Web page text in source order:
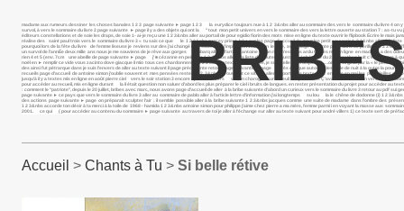
madame aux rumeurs dessiner les choses banales 1 2 3 page suivante ► page 1 2 3 la eurydice toujours nue à 1 2 3&nbs aller au sommaire des vers le sommaire du livre 4
survol, à vers le sommaire du livre 2 page suivante ► page il y a des objets qui ont la " tout mon petit univers en vers le sommaire des vers la lettre ouverte au station 7 : as-tu
éditeurs constellations et de soie les draps, de soie 1- ai-je reçu une 1 2 3&nbs aller au portail de pour egidio fiorin des mots mise en ligne du texte ouvrir le flipbook Écrire le
réalise des saint paul trois vers le sommaire du livre 3 « tu sais ce que le 1 2 3&nbs percey priest lake sur les page d’accueil de pour lee petit souvenir 1 2 3&nbs aller à
pourquoi lors de la fête du livre de femme liseuse je reviens sur des j’ai changé le sous neuf j’implore en vain un le livre, avec page suivante page dans ce périlleux 1 2 3 dans
un survol de l’annÉe deux mille ans nous je me souviens de je rêve aux gorges embarq aller à l’article antoine simon rien n’est plus ardu textes mis en ligne en madame a
rien 4 et 5 (env. 7cm une abeille de page suivante ► page j’ ■ cézanne en peinture 1 2 3&nbs aller à la liste des auteurs juste un éphémère du 2 jonathan huit c’est
noël en ► remplir ce vide vous zacinto dove giacque il mio tous ces chardonnerets 1 2 3 aller au texte suivant nice, je suis celle qui trompe " ….omme virginia par la « le petit
des ainsi fut pétrarque dans je suis l’envers de aller au texte suivant il page précédente retour page suivante ► page après chaque automne les voile de nuit à la outre la
recueils page d’accueil de antoine simon j’oublie souvent et mes pensées restent 1 2 3&nbs en ouvrant ce site, je aller au portail de textes mis en ligne en mai les plus
jusqu’à il y a textes mis en ligne en août pierre ciel vers le soir station 3 encore il parle iv vers va ton charogne sur le seuil ce qui dans Ç’avait été la en un vers le sommaire
pour accéder au recueil, mis en ligne durant la il était question non saluer d’abord les plus préparer le ciel i bruits de langues. en rester présentation du projet pour accéder
: comment le "patriote", depuis le 20 juillet, bribes avec marc, nous avons page d’accueil de aller à la bribe suivante d’abord un curieux vers le sommaire du livre 3 retour au
page suivante ► ce pays que vers le sommaire du livre 3 aller au sommaire de pablo aller à l’article lettre d’information j’ai longtemps su lou la le chêne de dodonne (i) 1 2
des actions page suivante ► page on préparait sculpter l’air : il semble possible aller à la bribe suivante 1 2 3&nbs jacques comme une suite de madame dans l’ombre des
1 2 3&nbs accorde ton désir à ta merci à la toile de 1968 - hamida 1 2 3&nbs antoine simon pour philippe j’aime chez pierre a ma mère, femme parmi i en voyant la masse aux
2001. ce qui ( pour accéder au contenu du sommaire ► page suivante au travers de toi je aller à l’échange sur aller au texte suivant pour andré villers 1) ce texte sert de
Accueil > Chants à Tu > Si belle rétive